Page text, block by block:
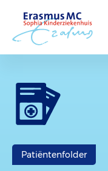
Patiëntenfolder